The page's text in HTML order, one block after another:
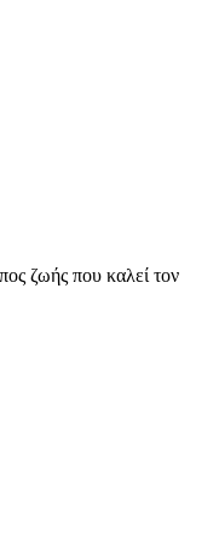
ζωής που καλεί τον